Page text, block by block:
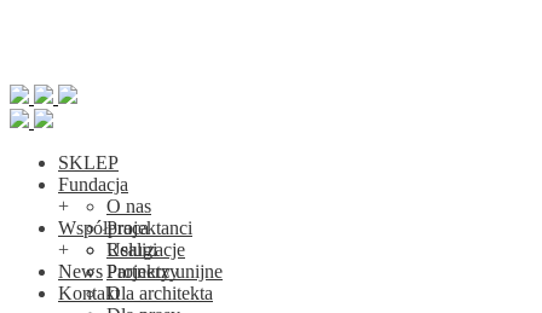
SKLEP
Fundacja
O nas
Projektanci
Realizacje
Projekty unijne
+
Współpraca
Usługi
Partnerzy
Dla architekta
+
News
Kontakt